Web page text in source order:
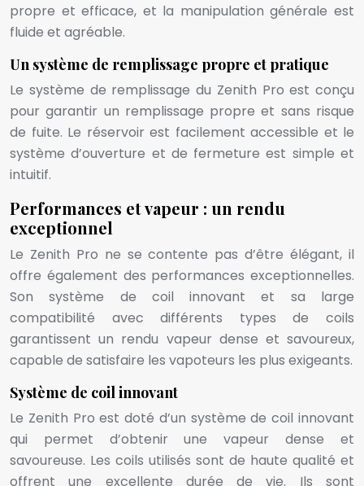
propre et efficace, et la manipulation générale est
fluide et agréable.
Un système de remplissage propre et pratique
Le système de remplissage du Zenith Pro est conçu
pour garantir un remplissage propre et sans risque
de fuite. Le réservoir est facilement accessible et le
système d’ouverture et de fermeture est simple et
intuitif.
Performances et vapeur : un rendu
exceptionnel
Le Zenith Pro ne se contente pas d’être élégant, il
offre également des performances exceptionnelles.
Son système de coil innovant et sa large
compatibilité avec différents types de coils
garantissent un rendu vapeur dense et savoureux,
capable de satisfaire les vapoteurs les plus exigeants.
Système de coil innovant
Le Zenith Pro est doté d’un système de coil innovant
qui permet d’obtenir une vapeur dense et
savoureuse. Les coils utilisés sont de haute qualité et
offrent une excellente durée de vie. Ils sont